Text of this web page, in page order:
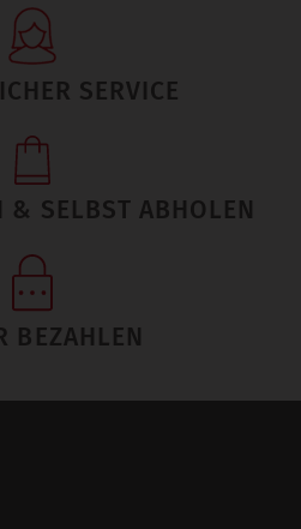
SERVICE
& SELBST ABHOLEN
BEZAHLEN